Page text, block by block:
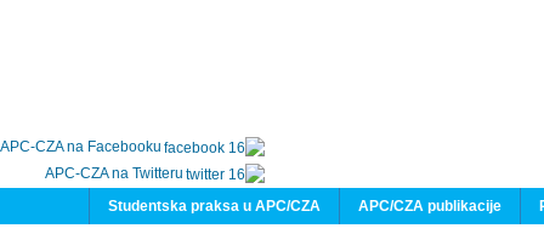
APC-CZA na Facebooku
APC-CZA na Twitteru
APC/CZA publikacije
Studentska praksa u APC/CZA